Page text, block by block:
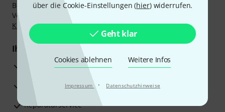
über die Cookie-Einstellungen (hier) widerrufen.
Geht klar
Cookies ablehnen Weitere Infos
Impressum · Datenschutzhinweise
Bezahlen Sie vertraulich und sicher per Nachnahme,
Vorkasse, PayPal, Amazon Pay,
Klarna Ratenzahlungoder Kreditkarte.
Ihre Vorteile
3 Jahre Thomann Garantie
30 Tage Money-Back-Garantie
Reparaturservice